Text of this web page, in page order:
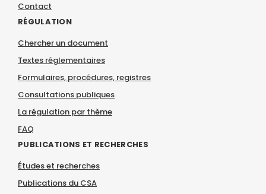
Contact
RÉGULATION
Chercher un document
Textes réglementaires
Formulaires, procédures, registres
Consultations publiques
La régulation par thème
FAQ
PUBLICATIONS ET RECHERCHES
Études et recherches
Publications du CSA